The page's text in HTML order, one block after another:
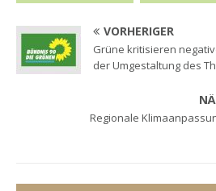
VORHERIGER
Grüne kritisieren
der Umgestaltung des
Regionale